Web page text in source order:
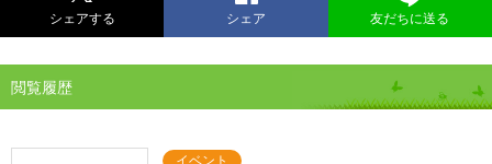
シェアする シェア 友だちに送る
閲覧履歴